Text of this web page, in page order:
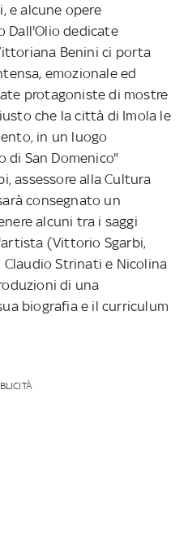
e alcune opere
Dall'Olio dedicate
Benini ci porta
emozionale ed
protagoniste di mostre
che la città di Imola le
in un luogo
di San Domenico"
assessore alla Cultura
consegnato un
alcuni tra i saggi
(Vittorio Sgarbi,
Claudio Strinati e Nicolina
di una
biografia e il curriculum